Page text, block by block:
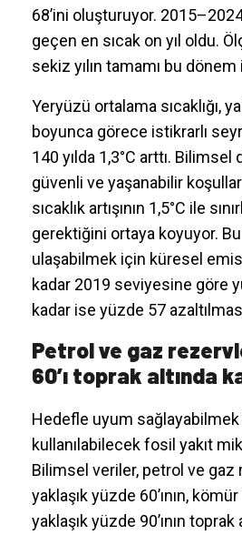
68’ini oluşturuyor.
geçen en sıcak on yıl oldu.
sekiz yılın tamamı bu
Yeryüzü ortalama sıcaklığı,
boyunca görece istikrarlı
140 yılda 1,3°C arttı.
güvenli ve yaşanabilir
sıcaklık artışının 1,5°C ile
gerektiğini ortaya koyuyor.
ulaşabilmek için küresel
kadar 2019 seviyesine göre
kadar ise yüzde 57
Petrol ve gaz
60’ı toprak altında
Hedefle uyum
kullanılabilecek fosil yakıt
Bilimsel veriler, petrol ve gaz
yaklaşık yüzde 60’ının,
yaklaşık yüzde 90’ının toprak